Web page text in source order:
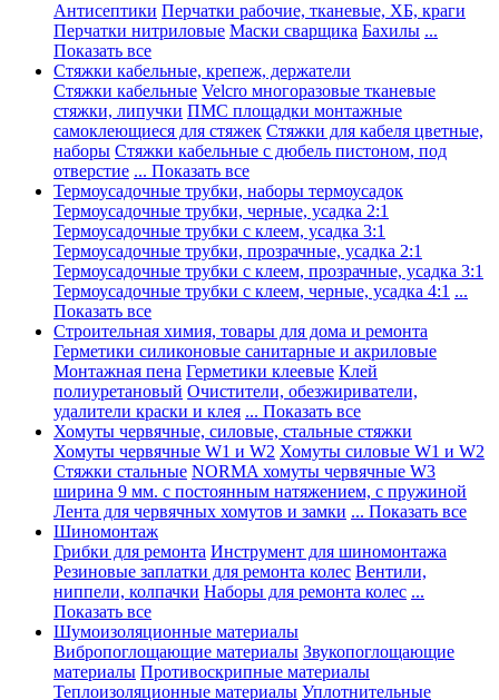
Антисептики Перчатки рабочие, тканевые, ХБ, краги
Перчатки нитриловые Маски сварщика Бахилы ...
Показать все
Стяжки кабельные, крепеж, держатели
Стяжки кабельные Velcro многоразовые тканевые
стяжки, липучки ПМС площадки монтажные
самоклеющиеся для стяжек Стяжки для кабеля цветные,
наборы Стяжки кабельные с дюбель пистоном, под
отверстие ... Показать все
Термоусадочные трубки, наборы термоусадок
Термоусадочные трубки, черные, усадка 2:1
Термоусадочные трубки с клеем, усадка 3:1
Термоусадочные трубки, прозрачные, усадка 2:1
Термоусадочные трубки с клеем, прозрачные, усадка 3:1
Термоусадочные трубки с клеем, черные, усадка 4:1 ...
Показать все
Строительная химия, товары для дома и ремонта
Герметики силиконовые санитарные и акриловые
Монтажная пена Герметики клеевые Клей
полиуретановый Очистители, обезжириватели,
удалители краски и клея ... Показать все
Хомуты червячные, силовые, стальные стяжки
Хомуты червячные W1 и W2 Хомуты силовые W1 и W2
Стяжки стальные NORMA хомуты червячные W3
ширина 9 мм. с постоянным натяжением, с пружиной
Лента для червячных хомутов и замки ... Показать все
Шиномонтаж
Грибки для ремонта Инструмент для шиномонтажа
Резиновые заплатки для ремонта колес Вентили,
ниппели, колпачки Наборы для ремонта колес ...
Показать все
Шумоизоляционные материалы
Вибропоглощающие материалы Звукопоглощающие
материалы Противоскрипные материалы
Теплоизоляционные материалы Уплотнительные